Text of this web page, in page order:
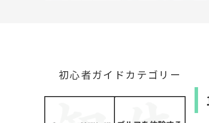
初心者ガイドカテゴリー